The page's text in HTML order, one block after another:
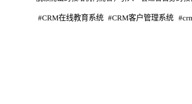
#CRM在线教育系统 #CRM客户管理系统 #